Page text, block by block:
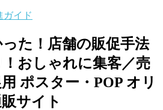
ガイド
た！店舗の販促手法
おしゃれに集客／売
ポスター・POP オリ
サイト